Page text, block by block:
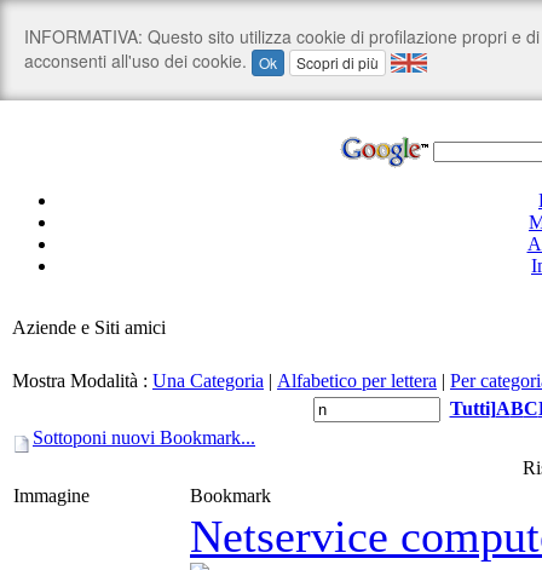
Aziende e Siti amici
Mostra Modalità : Una Categoria | Alfabetico per lettera | Per
Tutti]ABC
Sottoponi nuovi Bookmark...
Immagine
Bookmark
Netservice